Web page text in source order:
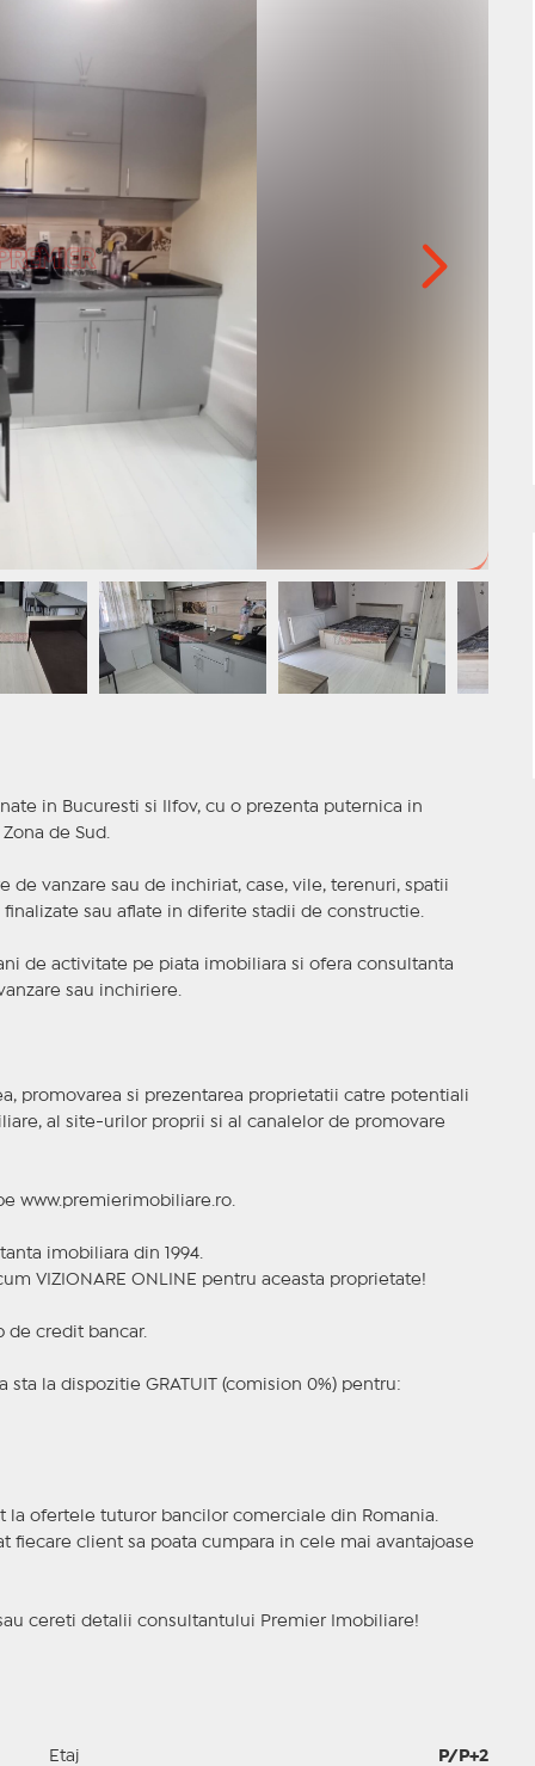
in Bucuresti si Ilfov, cu o prezenta puternica in
de Sud.
vanzare sau de inchiriat, case, vile, terenuri, spatii
sau aflate in diferite stadii de constructie.
de activitate pe piata imobiliara si ofera consultanta
sau inchiriere.
promovarea si prezentarea proprietatii catre potentiali
al site-urilor proprii si al canalelor de promovare
www.premierimobiliare.ro.
imobiliara din 1994.
VIZIONARE ONLINE pentru aceasta proprietate!
de credit bancar.
la dispozitie GRATUIT (comision 0%) pentru:
la ofertele tuturor bancilor comerciale din Romania.
fiecare client sa poata cumpara in cele mai avantajoase
cereti detalii consultantului Premier Imobiliare!
Etaj P/P+2